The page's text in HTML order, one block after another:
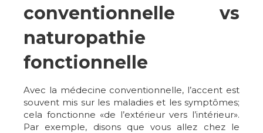
conventionnelle vs
naturopathie
fonctionnelle
Avec la médecine conventionnelle, l’accent est
souvent mis sur les maladies et les symptômes;
cela fonctionne «de l’extérieur vers l’intérieur».
Par exemple, disons que vous allez chez le